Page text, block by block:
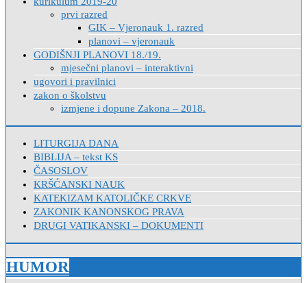
prvi razred
GIK – Vjeronauk 1. razred
planovi – vjeronauk
GODIŠNJI PLANOVI 18./19.
mjesečni planovi – interaktivni
ugovori i pravilnici
zakon o školstvu
izmjene i dopune Zakona – 2018.
LITURGIJA DANA
BIBLIJA – tekst KS
ČASOSLOV
KRŠĆANSKI NAUK
KATEKIZAM KATOLIČKE CRKVE
ZAKONIK KANONSKOG PRAVA
DRUGI VATIKANSKI – DOKUMENTI
HUMOR